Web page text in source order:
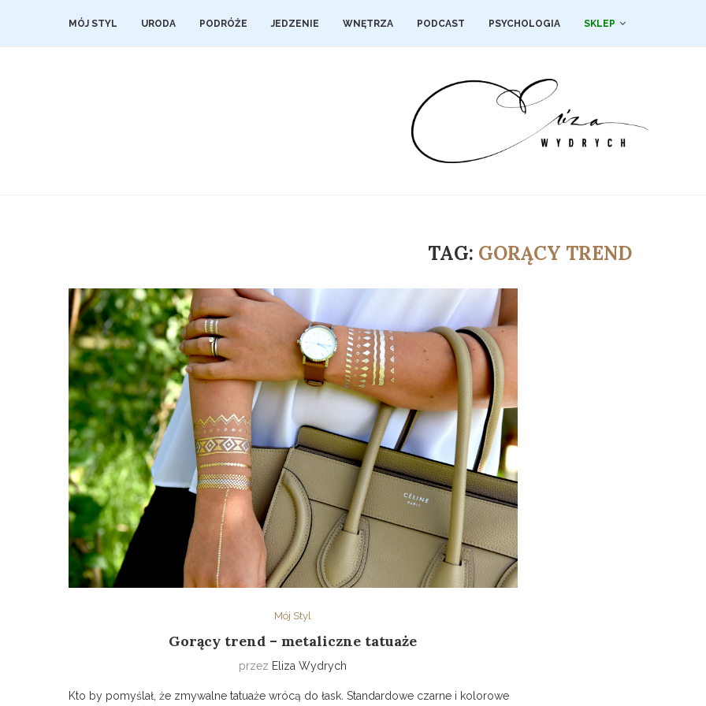
MÓJ STYL URODA PODRÓŻE JEDZENIE WNĘTRZA PODCAST PSYCHOLOGIA SKLEP
TAG: GORĄCY TREND
Mój Styl
Gorący trend – metaliczne tatuaże
przez Eliza Wydrych
Kto by pomyślał, że zmywalne tatuaże wrócą do łask. Standardowe czarne i kolorowe